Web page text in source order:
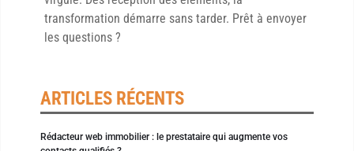
transformation démarre sans tarder. Prêt à envoyer
les questions ?
ARTICLES RÉCENTS
Rédacteur web immobilier : le prestataire qui augmente vos